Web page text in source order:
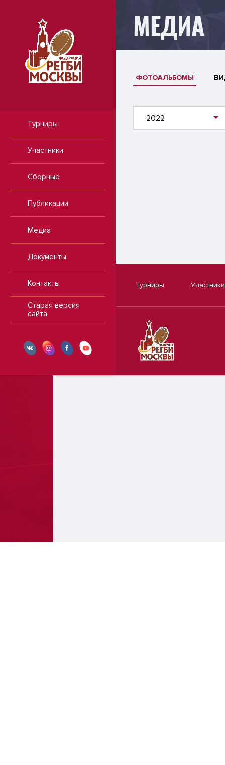
Турниры
Участники
Сборные
Публикации
Медиа
Документы
Контакты
Старая версия
сайта
МЕДИА
ФОТОАЛЬБОМЫ
2022
Турниры Участники